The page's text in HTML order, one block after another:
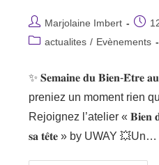
Auteur/autrice
de
Marjolaine Imbert
Postactualites / Evènements
✨ 𝐒𝐞𝐦𝐚𝐢𝐧𝐞 𝐝𝐮 𝐁𝐢𝐞𝐧-𝐄̂𝐭𝐫𝐞
preniez un moment rien
Rejoignez l’atelier « 𝐁𝐢𝐞𝐧
𝐬𝐚 𝐭𝐞̂𝐭𝐞 » by UWAY 💥Un…